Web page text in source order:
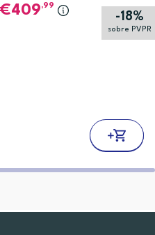
-18%
sobre PVPR
409,99